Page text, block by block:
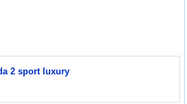
2 sport luxury